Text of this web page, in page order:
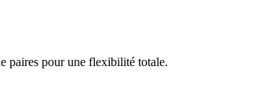
paires pour une flexibilité totale.